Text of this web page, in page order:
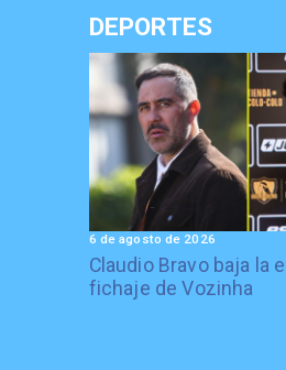
DEPORTES
Claudio Bravo baja la
fichaje de Vozinha
6 de agosto de 2026